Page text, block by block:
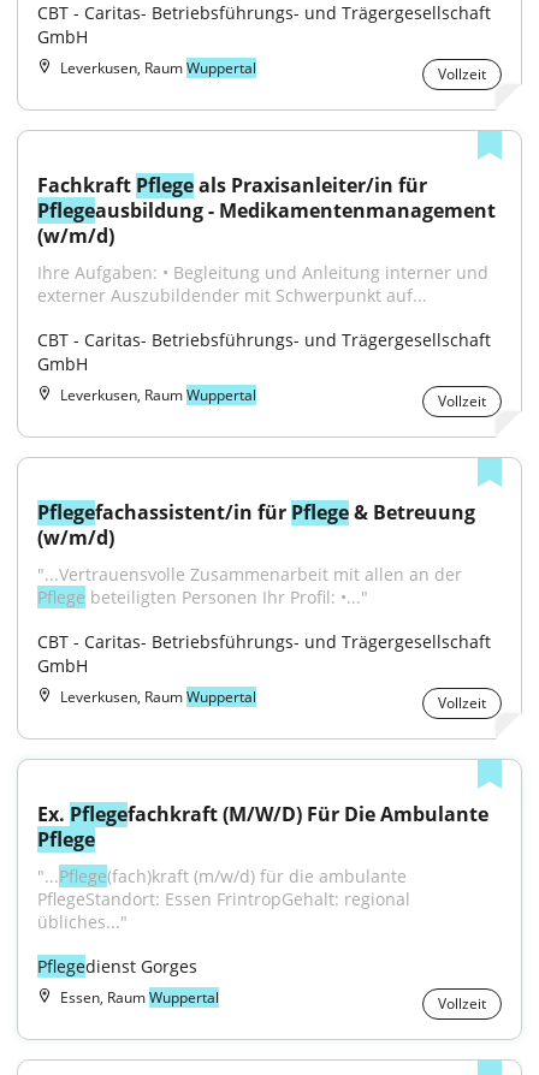
CBT - Caritas- Betriebsführungs- und Trägergesellschaft
GmbH
Leverkusen, RaumWuppertal Vollzeit
Fachkraft Pflege
Pflegeausbildung - Medikamentenmanagement
(w/m/d)
Ihre Aufgaben: • Begleitung und Anleitung interner und
externer Auszubildender mit Schwerpunkt auf...
CBT - Caritas- Betriebsführungs- und Trägergesellschaft
GmbH
Leverkusen, RaumWuppertal Vollzeit
Pflegefachassistent/in für Pflege & Betreuung
(w/m/d)
Pflege beteiligten Personen Ihr Profil: •..."
CBT - Caritas- Betriebsführungs- und Trägergesellschaft
GmbH
Leverkusen, RaumWuppertal Vollzeit
Ex. Pflege
Pflege
"...Pflege(fach)kraft (m/w/d) für die ambulante
PflegeStandort: Essen FrintropGehalt: regional
übliches..."
Pflegedienst Gorges
Essen, RaumWuppertal Vollzeit